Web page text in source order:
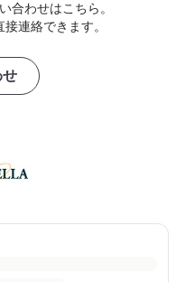
合わせはこちら。
連絡できます。
せ